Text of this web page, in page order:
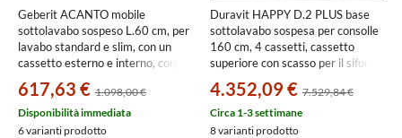
Geberit ACANTO mobile
sottolavabo sospeso L.60 cm, per
lavabo standard e slim, con un
cassetto esterno e interno, corpo
cassetti colore bianco finitura
vetro lucido 503.003.01.2
617,63 € 1.098,00 €
Disponibilità immediata
6 varianti prodotto
Duravit HAPPY D.2 PLUS base
sottolavabo sospesa per consolle
160 cm, 4 cassetti, cassetto
superiore con scasso per il sifone
finitura opaco HP4974B3939
4.352,09 € 7.529,84 €
Circa 1-3 settimane
8 varianti prodotto